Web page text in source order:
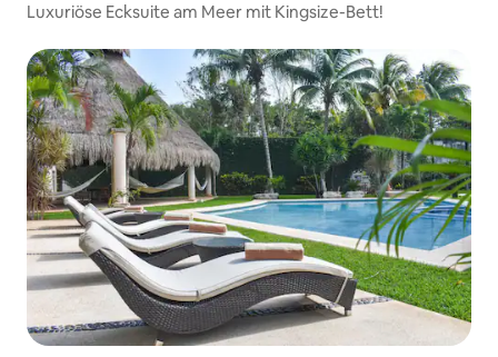
Luxuriöse Ecksuite am Meer mit Kingsize-Bett!